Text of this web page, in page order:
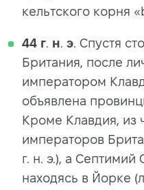
кельтского корня
44 г. н. э. Спустя
Британия, после
императором
объявлена
Кроме Клавдия, из
императоров
г. н. э.), а Септимий
находясь в Йорке